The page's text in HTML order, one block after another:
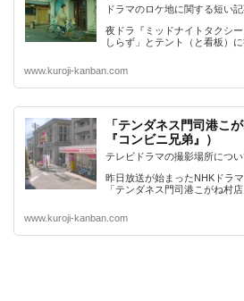
ドラマのロケ地に関する短い記
夜ドラ『ミッドナイトタクシ
しらず」とテント（と看板）
www.kuroji-kanban.com
「テンダネス門司港こ
『コンビニ兄弟』）
テレビドラマの撮影場所につい
昨日放送が始まったNHKドラ
「テンダネス門司港こがね村
www.kuroji-kanban.com